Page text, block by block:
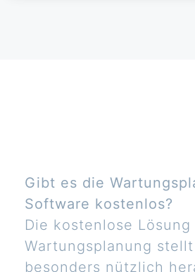
Gibt es die
Software kostenlos?
Die kostenlose
Wartungsplanung
besonders nützlich